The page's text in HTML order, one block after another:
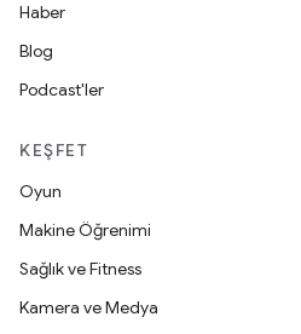
Haber
Blog
Podcast'ler
KEŞFET
Oyun
Makine Öğrenimi
Sağlık ve Fitness
Kamera ve Medya